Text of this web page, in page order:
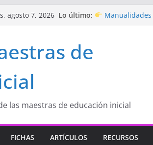
agosto 7, 2026 Lo último:
Manualidades
Inicial
de
las maestras de educación inicial
FICHAS ARTÍCULOS RECURSOS